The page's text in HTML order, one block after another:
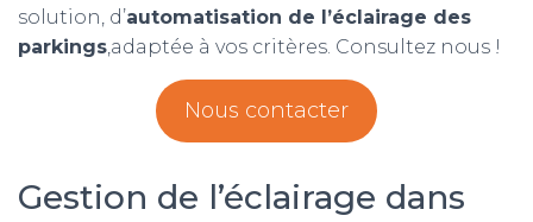
solution, d’automatisation de l’éclairage des
parkings,adaptée à vos critères. Consultez nous !
Nous contacter
Gestion de l’éclairage dans